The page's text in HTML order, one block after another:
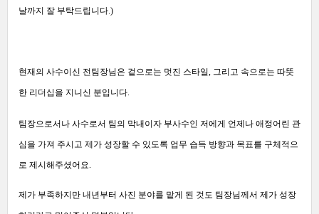
날까지 잘 부탁드립니다.)
현재의 사수이신 전팀장님은 겉으로는 멋진 스타일, 그리고 속으로는 따뜻
한 리더십을 지니신 분입니다.
팀장으로서나 사수로서 팀의 막내이자 부사수인 저에게 언제나 애정어린 관
심을 가져 주시고 제가 성장할 수 있도록 업무 습득 방향과 목표를 구체적으
로 제시해주셨어요.
제가 부족하지만 내년부터 사진 분야를 맡게 된 것도 팀장님께서 제가 성장